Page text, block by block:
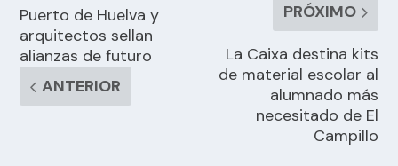
Puerto de Huelva y
arquitectos sellan
alianzas de futuro
ANTERIOR
PRÓXIMO
La Caixa destina kits
de material escolar al
alumnado más
necesitado de El
Campillo